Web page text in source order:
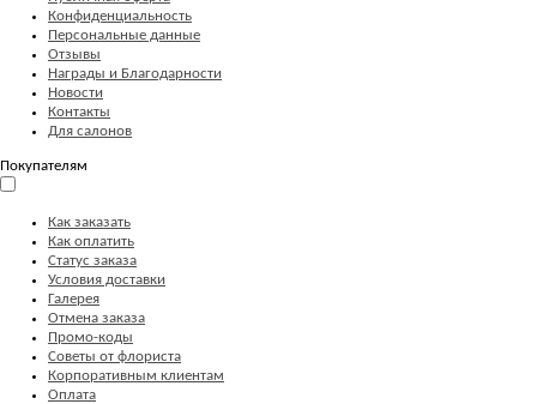
Конфиденциальность
Персональные данные
Отзывы
Награды и Благодарности
Новости
Контакты
Для салонов
Покупателям
Как заказать
Как оплатить
Статус заказа
Условия доставки
Галерея
Отмена заказа
Промо-коды
Советы от флориста
Корпоративным клиентам
Оплата